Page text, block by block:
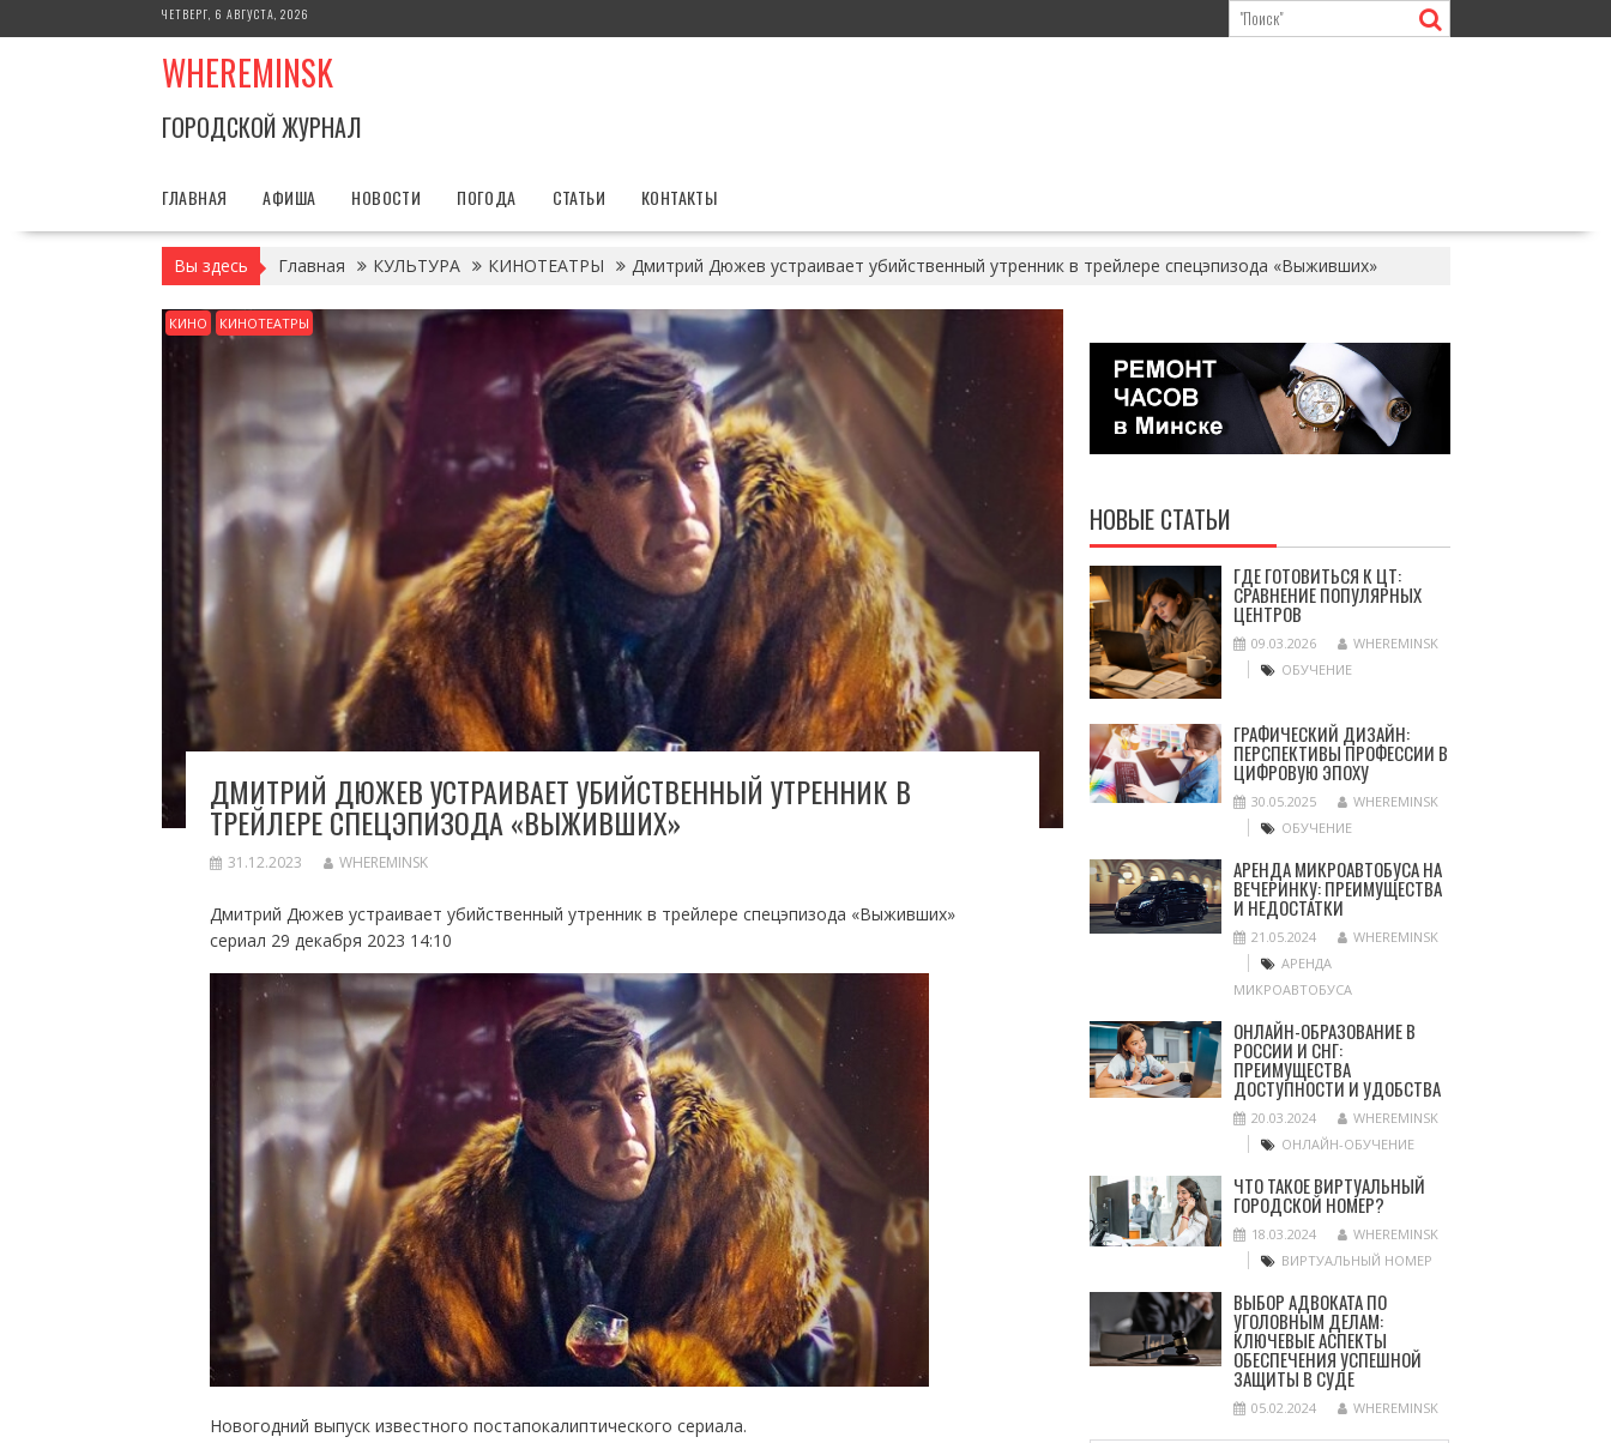
к
ЧЕТВЕРГ, 6 АВГУСТА, 2026
WHEREMINSK
ГОРОДСКОЙ ЖУРНАЛ
ГЛАВНАЯ АФИША НОВОСТИ ПОГОДА СТАТЬИ КОНТАКТЫ
Вы здесь Главная КУЛЬТУРА КИНОТЕАТРЫ Дмитрий Дюжев устраивает убийственный утренник в трейлере спецэпизода «Выживших»
КИНО КИНОТЕАТРЫ
ДМИТРИЙ ДЮЖЕВ УСТРАИВАЕТ УБИЙСТВЕННЫЙ УТРЕННИК В
ТРЕЙЛЕРЕ СПЕЦЭПИЗОДА «ВЫЖИВШИХ»
31.12.2023 WHEREMINSK
Дмитрий Дюжев устраивает убийственный утренник в трейлере спецэпизода «Выживших»
сериал 29 декабря 2023 14:10
Новогодний выпуск известного постапокалиптического сериала.
НОВЫЕ СТАТЬИ
ГДЕ ГОТОВИТЬСЯ К ЦТ:
СРАВНЕНИЕ ПОПУЛЯРНЫХ
ЦЕНТРОВ
09.03.2026
WHEREMINSK
ОБУЧЕНИЕ
ГРАФИЧЕСКИЙ ДИЗАЙН:
ПЕРСПЕКТИВЫ ПРОФЕССИИ В
ЦИФРОВУЮ ЭПОХУ
30.05.2025
WHEREMINSK
ОБУЧЕНИЕ
АРЕНДА МИКРОАВТОБУСА НА
ВЕЧЕРИНКУ: ПРЕИМУЩЕСТВА
И НЕДОСТАТКИ
21.05.2024
WHEREMINSK
АРЕНДА
МИКРОАВТОБУСА
ОНЛАЙН-ОБРАЗОВАНИЕ В
РОССИИ И СНГ:
ПРЕИМУЩЕСТВА
ДОСТУПНОСТИ И УДОБСТВА
20.03.2024
WHEREMINSK
ОНЛАЙН-ОБУЧЕНИЕ
ЧТО ТАКОЕ ВИРТУАЛЬНЫЙ
ГОРОДСКОЙ НОМЕР?
18.03.2024
WHEREMINSK
ВИРТУАЛЬНЫЙ НОМЕР
ВЫБОР АДВОКАТА ПО
УГОЛОВНЫМ ДЕЛАМ:
КЛЮЧЕВЫЕ АСПЕКТЫ
ОБЕСПЕЧЕНИЯ УСПЕШНОЙ
ЗАЩИТЫ В СУДЕ
05.02.2024 WHEREMINSK